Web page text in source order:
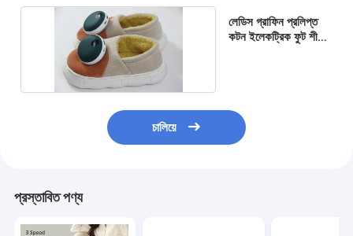
লেডিস গ্রাফিন প্রলিপ্ত
কটন ইলেকট্রিক ফুট শীতের
চালিয়ে
প্রস্তাবিত পণ্য